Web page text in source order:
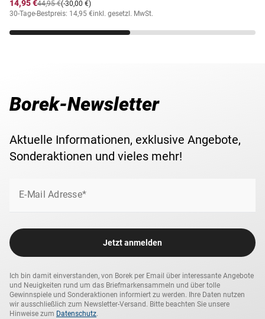
14,95 €
(-30,00 €)
44,95 €
30-Tage-Bestpreis: 14,95 €inkl. gesetzl. MwSt.
Borek-Newsletter
Aktuelle Informationen, exklusive Angebote,
Sonderaktionen und vieles mehr!
E-Mail Adresse*
Jetzt anmelden
Ich bin damit einverstanden, von Borek per Email über interessante Angebote
und Neuigkeiten rund um das Briefmarkensammeln und über tolle
Gewinnspiele und Sonderaktionen informiert zu werden. Ihre Daten nutzen
wir ausschließlich zum Newsletter-Versand. Bitte beachten Sie unsere
Hinweise zum Datenschutz.